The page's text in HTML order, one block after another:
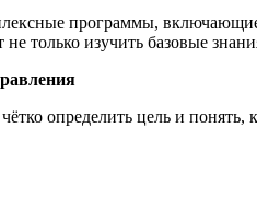
программы,
только изучить базовые
определить цель и